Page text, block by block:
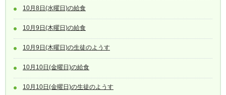
10月8日(水曜日)の給食
10月9日(木曜日)の給食
10月9日(木曜日)の生徒のようす
10月10日(金曜日)の給食
10月10日(金曜日)の生徒のようす